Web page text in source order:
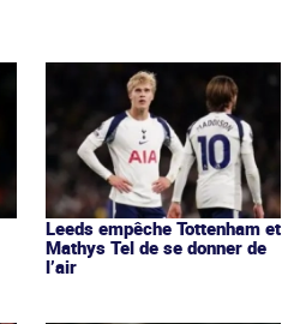
Leeds empêche Tottenham et
Mathys Tel de se donner de
l’air